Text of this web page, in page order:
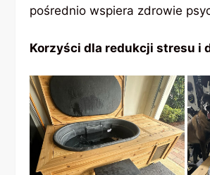
pośrednio wspiera zdrowie
Korzyści dla redukcji stresu i